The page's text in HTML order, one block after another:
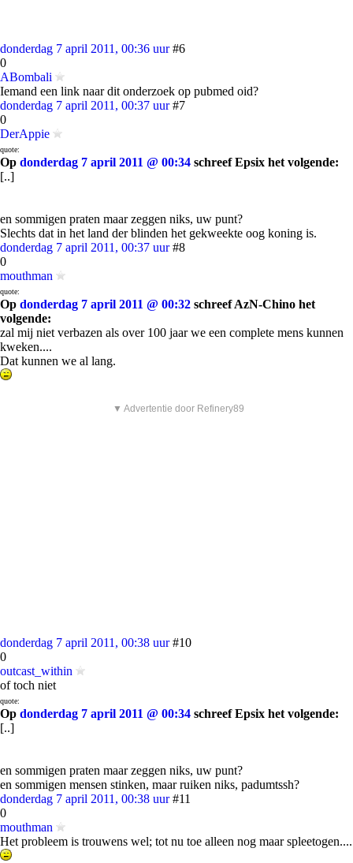
donderdag 7 april 2011, 00:36 uur #6
0
ABombali
Iemand een link naar dit onderzoek op pubmed oid?
donderdag 7 april 2011, 00:37 uur #7
0
DerAppie
quote:
Op donderdag 7 april 2011 @ 00:34 schreef Epsix het volgende:
[..]
en sommigen praten maar zeggen niks, uw punt?
Slechts dat in het land der blinden het gekweekte oog koning is.
donderdag 7 april 2011, 00:37 uur #8
0
mouthman
quote:
Op donderdag 7 april 2011 @ 00:32 schreef AzN-Chino het
volgende:
zal mij niet verbazen als over 100 jaar we een complete mens kunnen
kweken....
Dat kunnen we al lang.
▼ Advertentie door Refinery89
donderdag 7 april 2011, 00:38 uur #10
0
outcast_within
of toch niet
quote:
Op donderdag 7 april 2011 @ 00:34 schreef Epsix het volgende:
[..]
en sommigen praten maar zeggen niks, uw punt?
en sommigen mensen stinken, maar ruiken niks, padumtssh?
donderdag 7 april 2011, 00:38 uur #11
0
mouthman
Het probleem is trouwens wel; tot nu toe alleen nog maar spleetogen....